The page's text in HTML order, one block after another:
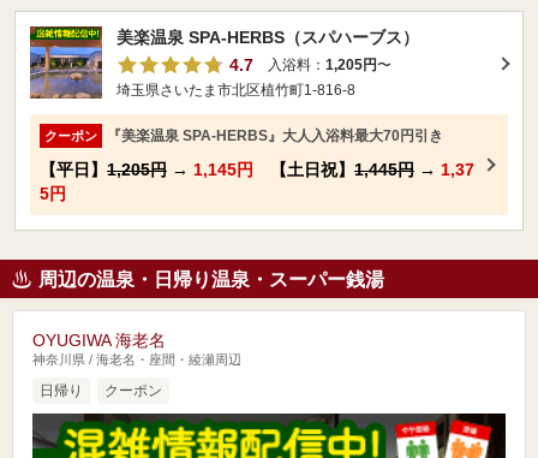
美楽温泉 SPA-HERBS（スパハーブス）
4.7
入浴料： 1,205円〜
埼玉県さいたま市北区植竹町1-816-8
クーポン 『美楽温泉 SPA-HERBS』大人入浴料最大70円引き
【平日】 1,205円 → 1,145円 【土日祝】 1,445円 → 1,37
5円
周辺の温泉・日帰り温泉・スーパー銭湯
OYUGIWA 海老名
神奈川県 / 海老名・座間・綾瀬周辺
日帰り クーポン